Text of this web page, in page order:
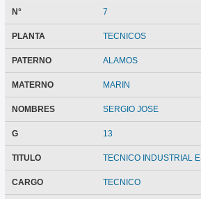
N° 7
PLANTA TECNICOS
PATERNO ALAMOS
MATERNO MARIN
NOMBRES SERGIO JOSE
G 13
TITULO TECNICO INDUSTRIAL
CARGO TECNICO